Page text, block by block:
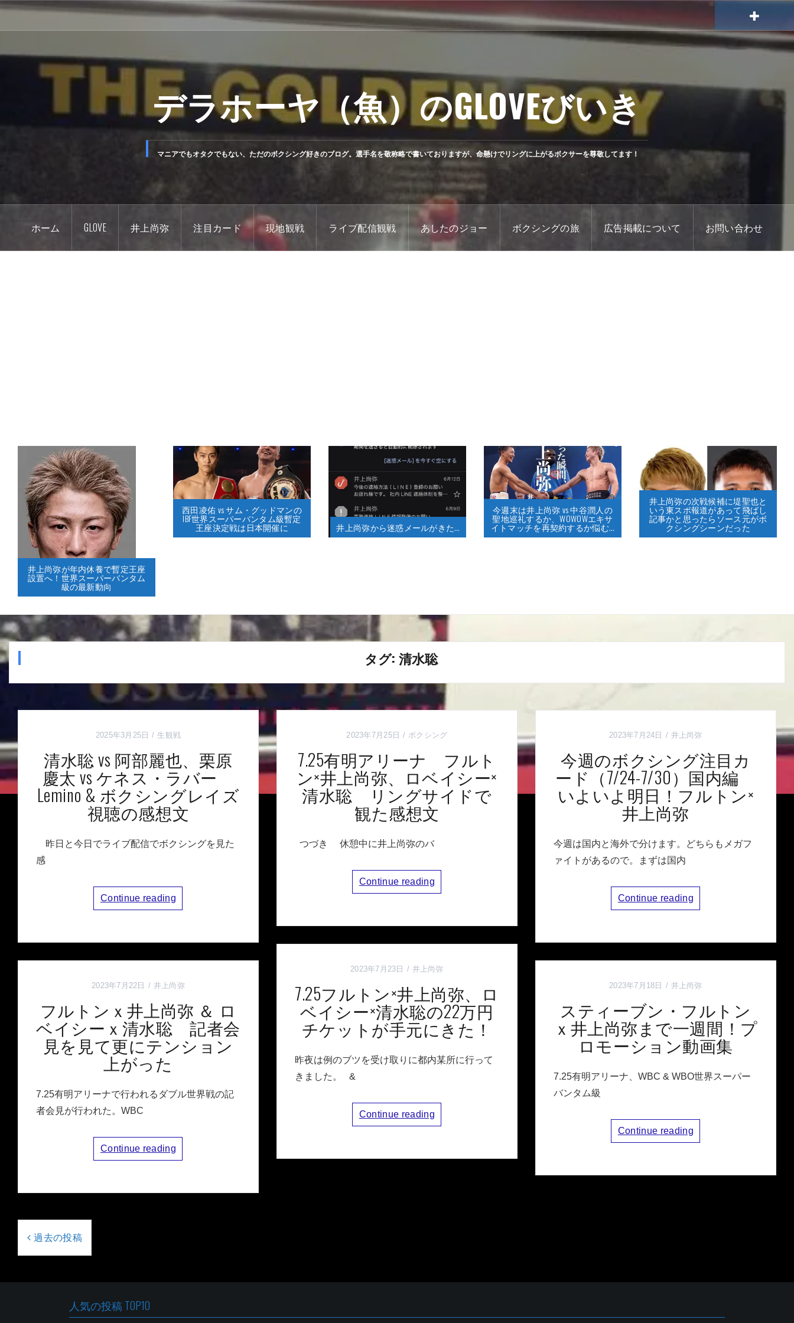
コ
ン
デラホーヤ（魚）のGLOVEびいき
マニアでもオタクでもない、ただのボクシング好きのブログ。選手名を敬称略で書いておりますが、命懸けでリングに上がるボクサーを尊敬してます！
ホーム GLOVE 井上尚弥 注目カード 現地観戦 ライブ配信観戦 あしたのジョー ボクシングの旅 広告掲載について お問い合わせ
井上尚弥が年内休養で暫定王座
設置へ！世界スーパーバンタム
級の最新動向
西田凌佑 vs サム・グッドマンの
IBF世界スーパーバンタム級暫定
王座決定戦は日本開催に 井上尚弥から迷惑メールがきた…
今週末は井上尚弥 vs 中谷潤人の
聖地巡礼するか、WOWOWエキサ
イトマッチを再契約するか悩む…
井上尚弥の次戦候補に堤聖也と
いう東スポ報道があって飛ばし
記事かと思ったらソース元がボ
クシングシーンだった
タグ: 清水聡
2025年3月25日 生観戦
清水聡 vs 阿部麗也、栗原
慶太 vs ケネス・ラバー
Lemino & ボクシングレイズ
視聴の感想文
昨日と今日でライブ配信でボクシングを見た
感
Continue reading
2023年7月25日 ボクシング
7.25有明アリーナ フルト
ン×井上尚弥、ロベイシー×
清水聡 リングサイドで
観た感想文
つづき 休憩中に井上尚弥のバ
Continue reading
2023年7月24日 井上尚弥
今週のボクシング注目カ
ード（7/24-7/30）国内編
いよいよ明日！フルトン×
井上尚弥
今週は国内と海外で分けます。どちらもメガフ
ァイトがあるので。まずは国内
Continue reading
2023年7月23日 井上尚弥
7.25フルトン×井上尚弥、ロ
ベイシー×清水聡の22万円
チケットが手元にきた！
昨夜は例のブツを受け取りに都内某所に行って
きました。 &
Continue reading
2023年7月22日 井上尚弥
フルトンｘ井上尚弥 ＆ ロ
ベイシーｘ清水聡 記者会
見を見て更にテンション
上がった
7.25有明アリーナで行われるダブル世界戦の記
者会見が行われた。WBC
Continue reading
2023年7月18日 井上尚弥
スティーブン・フルトン
ｘ井上尚弥まで一週間！プ
ロモーション動画集
7.25有明アリーナ、WBC & WBO世界スーパー
バンタム級
Continue reading
投
稿
ナ
ゲ
過去の投稿
人気の投稿 TOP10